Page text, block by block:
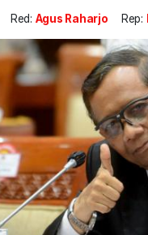
Red: Agus Raharjo Rep: